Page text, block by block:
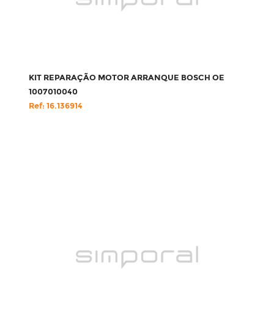
KIT REPARAÇÃO MOTOR ARRANQUE BOSCH OE
1007010040
Ref: 16.136914